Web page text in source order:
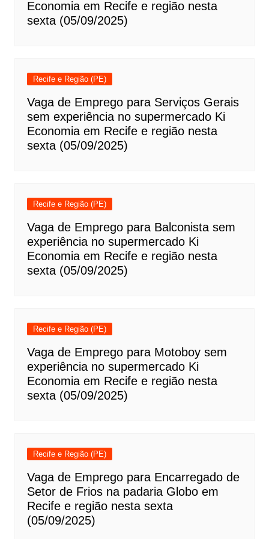
Economia em Recife e região nesta
sexta (05/09/2025)
Recife e Região (PE)
Vaga de Emprego para Serviços Gerais
sem experiência no supermercado Ki
Economia em Recife e região nesta
sexta (05/09/2025)
Recife e Região (PE)
Vaga de Emprego para Balconista sem
experiência no supermercado Ki
Economia em Recife e região nesta
sexta (05/09/2025)
Recife e Região (PE)
Vaga de Emprego para Motoboy sem
experiência no supermercado Ki
Economia em Recife e região nesta
sexta (05/09/2025)
Recife e Região (PE)
Vaga de Emprego para Encarregado de
Setor de Frios na padaria Globo em
Recife e região nesta sexta
(05/09/2025)